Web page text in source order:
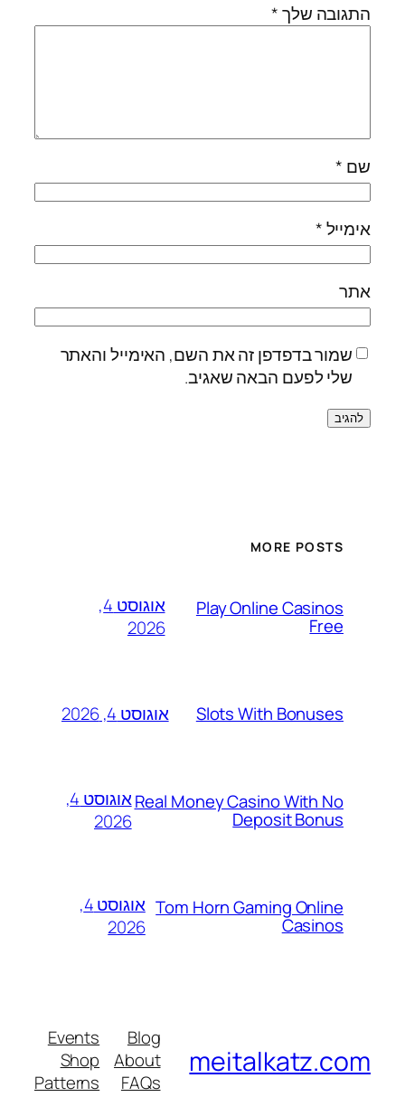
התגובה שלך*
שם *
אימייל*
אתר
שמור בדפדפן זה את השם, האימייל והאתר
שלי לפעם הבאה שאגיב.
MORE POSTS
Play Online Casinos
Free
אוגוסט 4,
2026
Slots With Bonuses אוגוסט 4, 2026
Real Money Casino With No
Deposit Bonus
אוגוסט 4,
2026
Tom Horn Gaming Online
Casinos
אוגוסט 4,
2026
meitalkatz.com
Blog
About
FAQs
Events
Shop
Patterns